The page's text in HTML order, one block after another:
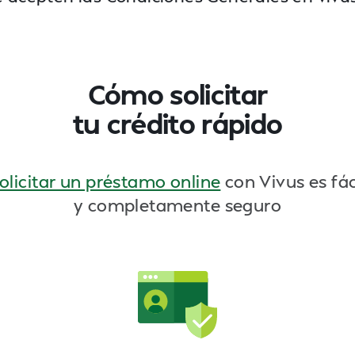
Cómo solicitar
tu crédito rápido
un préstamo online con Vivus es
y completamente seguro